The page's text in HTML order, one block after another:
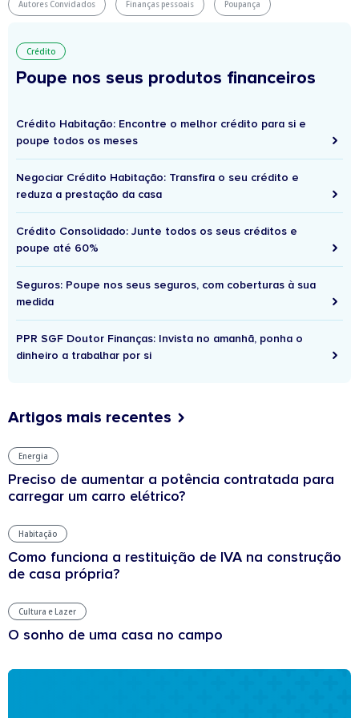
Autores Convidados Finanças pessoais Poupança
Crédito
Poupe nos seus produtos financeiros
Crédito Habitação: Encontre o melhor crédito para si e
poupe todos os meses
Negociar Crédito Habitação: Transfira o seu crédito e
reduza a prestação da casa
Crédito Consolidado: Junte todos os seus créditos e
poupe até 60%
Seguros: Poupe nos seus seguros, com coberturas à sua
medida
PPR SGF Doutor Finanças: Invista no amanhã, ponha o
dinheiro a trabalhar por si
Artigos mais recentes
Energia
Preciso de aumentar a potência contratada para
carregar um carro elétrico?
Habitação
Como funciona a restituição de IVA na construção
de casa própria?
Cultura e Lazer
O sonho de uma casa no campo